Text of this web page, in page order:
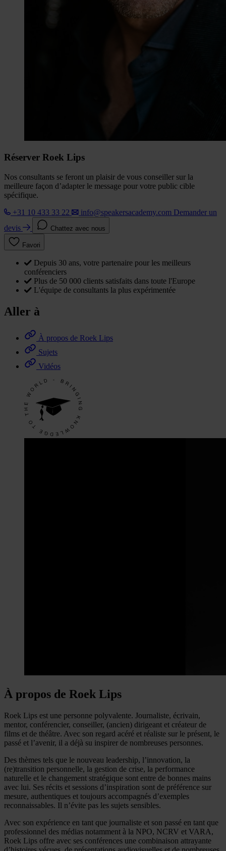
Réserver Roek Lips
Nos consultants se feront un plaisir de vous conseiller sur la
meilleure façon d’adapter le message pour votre public cible
spécifique.
+31 10 433 33 22
info@speakersacademy.com Demander un
devis
Chattez avec nous
Favori
Depuis 30 ans, votre partenaire pour les meilleurs
conférenciers
Plus de 50 000 clients satisfaits dans toute l'Europe
L'équipe de consultants la plus expérimentée
Aller à
À propos de Roek Lips
Sujets
Vidéos
À propos de Roek Lips
Roek Lips est une personne polyvalente. Journaliste, écrivain,
mentor, conférencier, conseiller, (ancien) dirigeant et créateur de
films et de théâtre. Avec son regard acéré et réaliste sur le présent, le
passé et l’avenir, il a déjà su inspirer de nombreuses personnes.
Des thèmes tels que le nouveau leadership, l’innovation, la
(re)transition personnelle, la gestion de crise, la performance
naturelle et le changement stratégique sont entre de bonnes mains
avec lui. Ses récits et sessions d’inspiration sont de préférence sur
mesure, authentiques et toujours accompagnés d’exemples
reconnaissables. Il n’évite pas les sujets sensibles.
Avec son expérience en tant que journaliste et son passé en tant que
professionnel des médias notamment à la NPO, NCRV et VARA,
Roek Lips offre avec ses conférences une combinaison attrayante